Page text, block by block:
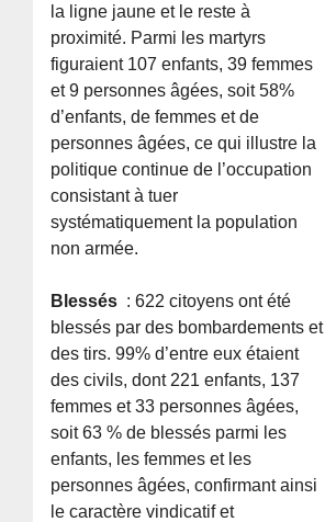
la ligne jaune et le reste à
proximité. Parmi les martyrs
figuraient 107 enfants, 39 femmes
et 9 personnes âgées, soit 58%
d’enfants, de femmes et de
personnes âgées, ce qui illustre la
politique continue de l’occupation
consistant à tuer
systématiquement la population
non armée.
Blessés : 622 citoyens ont été
blessés par des bombardements et
des tirs. 99% d’entre eux étaient
des civils, dont 221 enfants, 137
femmes et 33 personnes âgées,
soit 63 % de blessés parmi les
enfants, les femmes et les
personnes âgées, confirmant ainsi
le caractère vindicatif et